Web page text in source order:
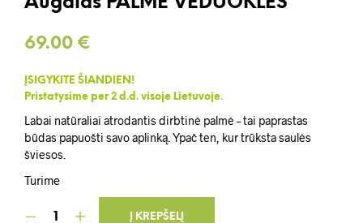
69.00 €
ĮSIGYKITE ŠIANDIEN!
Pristatysime per 2 d.d. visoje Lietuvoje.
Labai natūraliai atrodantis dirbtinė palmė – tai paprastas
būdas papuošti savo aplinką. Ypač ten, kur trūksta saulės
šviesos.
Turime
Į KREPŠELĮ